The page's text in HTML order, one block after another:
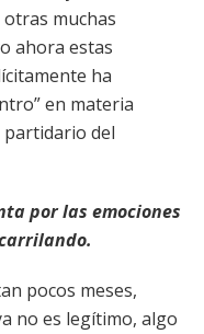
muchas
ahora estas
ha
en materia
partidario del
por las emociones
pocos meses,
no es legítimo, algo